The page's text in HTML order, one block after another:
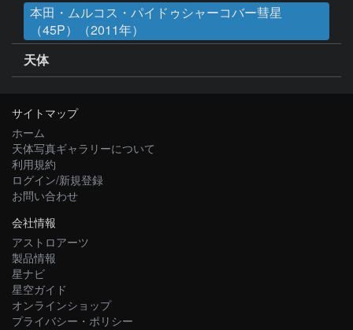
本田・ムルコス・パイドゥシャーコバー彗星
（45P）（2011年）
天体
サイトマップ
ホーム
天体写真ギャラリーについて
利用規約
ログイン/新規登録
お問い合わせ
会社情報
アストロアーツ
製品情報
星ナビ
星空ガイド
オンラインショップ
プライバシー・ポリシー